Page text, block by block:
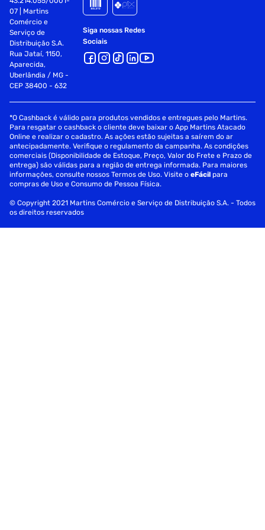
07 | Martins
Comércio e
Serviço de
Distribuição S.A.
Rua Jataí, 1150,
Aparecida,
Uberlândia / MG -
CEP 38400 - 632
Siga nossas Redes
Sociais
*O Cashback é válido para produtos vendidos e entregues pelo Martins.
Para resgatar o cashback o cliente deve baixar o App Martins Atacado
Online e realizar o cadastro. As ações estão sujeitas a saírem do ar
antecipadamente. Verifique o regulamento da campanha. As condições
comerciais (Disponibilidade de Estoque, Preço, Valor do Frete e Prazo de
entrega) são válidas para a região de entrega informada. Para maiores
informações, consulte nossos Termos de Uso. Visite oeFácil para
compras de Uso e Consumo de Pessoa Física.
© Copyright 2021 Martins Comércio e Serviço de Distribuição S.A. - Todos
os direitos reservados